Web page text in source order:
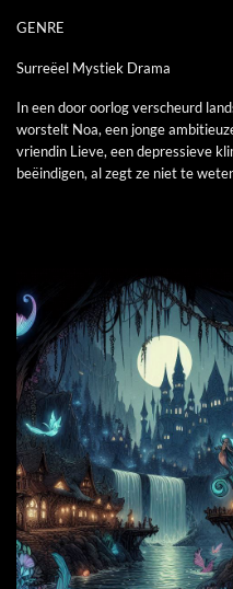
GENRE
Surreëel Mystiek Drama
In een door oorlog verscheurd
worstelt Noa, een jonge
vriendin Lieve, een depressieve
beëindigen, al zegt ze niet te